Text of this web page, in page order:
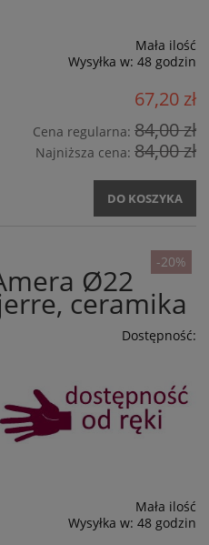
Mała ilość
Wysyłka w: 48 godzin
67,20 zł
Cena regularna: 84,00 zł
Najniższa cena: 84,00 zł
DO KOSZYKA
Ø22
ceramika
Dostępność:
Mała ilość
Wysyłka w: 48 godzin
-20%